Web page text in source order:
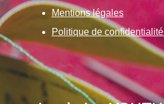
Mentions légales
Politique de